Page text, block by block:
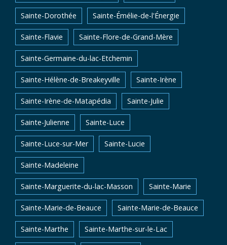
Sainte-Dorothée Sainte-Émélie-de-l'Énergie
Sainte-Flavie Sainte-Flore-de-Grand-Mère
Sainte-Germaine-du-lac-Etchemin
Sainte-Hélène-de-Breakeyville Sainte-Irène
Sainte-Irène-de-Matapédia Sainte-Julie
Sainte-Julienne Sainte-Luce
Sainte-Luce-sur-Mer Sainte-Lucie
Sainte-Madeleine
Sainte-Marguerite-du-lac-Masson Sainte-Marie
Sainte-Marie-de-Beauce Sainte-Marie-de-Beauce
Sainte-Marthe Sainte-Marthe-sur-le-Lac